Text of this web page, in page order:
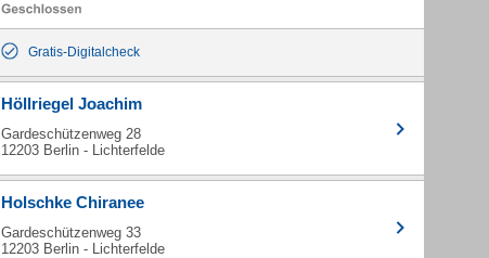
Gratis-Digitalcheck
Höllriegel Joachim
Gardeschützenweg 28
12203 Berlin - Lichterfelde
Holschke Chiranee
Gardeschützenweg 33
12203 Berlin - Lichterfelde